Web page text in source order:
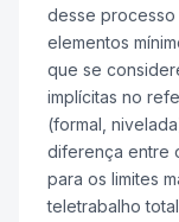
desse
elementos
que se
implícitas no
(formal,
diferença entre
para os limites
teletrabalho